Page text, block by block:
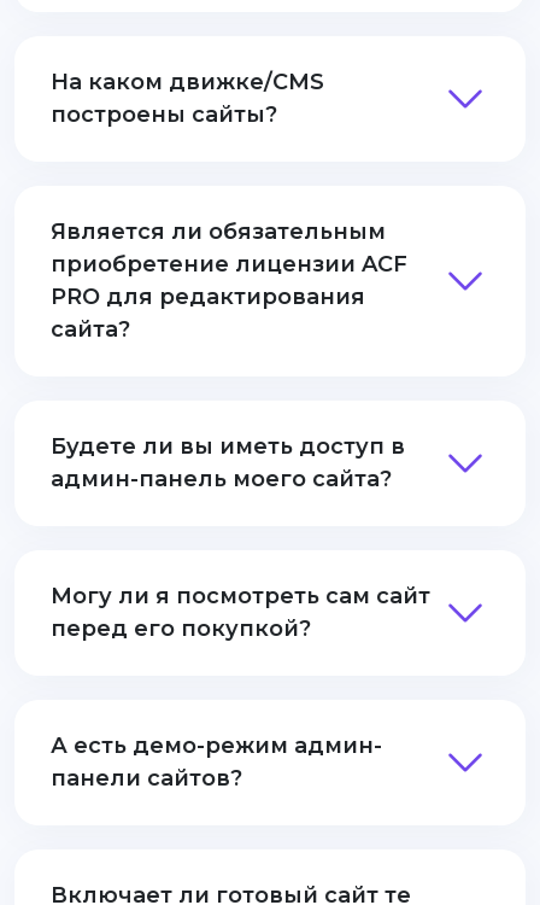
На каком движке/CMS
построены сайты?
Является ли обязательным
приобретение лицензии ACF
PRO для редактирования
сайта?
Будете ли вы иметь доступ в
админ-панель моего сайта?
Могу ли я посмотреть сам сайт
перед его покупкой?
А есть демо-режим админ-
панели сайтов?
Включает ли готовый сайт те